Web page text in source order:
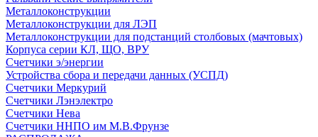
Металлоконструкции
Металлоконструкции для ЛЭП
Металлоконструкции для подстанций столбовых (мачтовых)
Корпуса серии КЛ, ЩО, ВРУ
Счетчики э/энергии
Устройства сбора и передачи данных (УСПД)
Счетчики Меркурий
Счетчики Лэнэлектро
Счетчики Нева
Счетчики ННПО им М.В.Фрунзе